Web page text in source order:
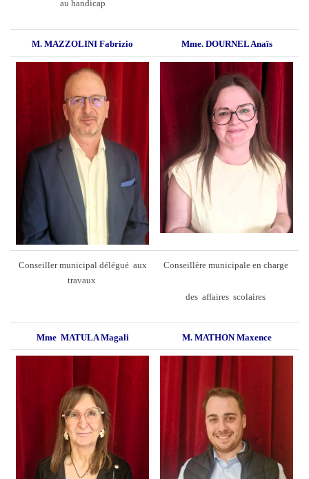
au handicap
M. MAZZOLINI Fabrizio Mme. DOURNEL Anaïs
Conseiller municipal délégué aux
travaux
Conseillère municipale en charge
des affaires scolaires
Mme MATULA Magali M. MATHON Maxence